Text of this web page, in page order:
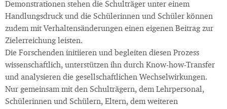
Demonstrationen stehen die Schulträger unter einem
Handlungsdruck und die Schülerinnen und Schüler können
zudem mit Verhaltensänderungen einen eigenen Beitrag zur
Zielerreichung leisten.
Die Forschenden initiieren und begleiten diesen Prozess
wissenschaftlich, unterstützen ihn durch Know-how-Transfer
und analysieren die gesellschaftlichen Wechselwirkungen.
Nur gemeinsam mit den Schulträgern, dem Lehrpersonal,
Schülerinnen und Schülern, Eltern, dem weiteren